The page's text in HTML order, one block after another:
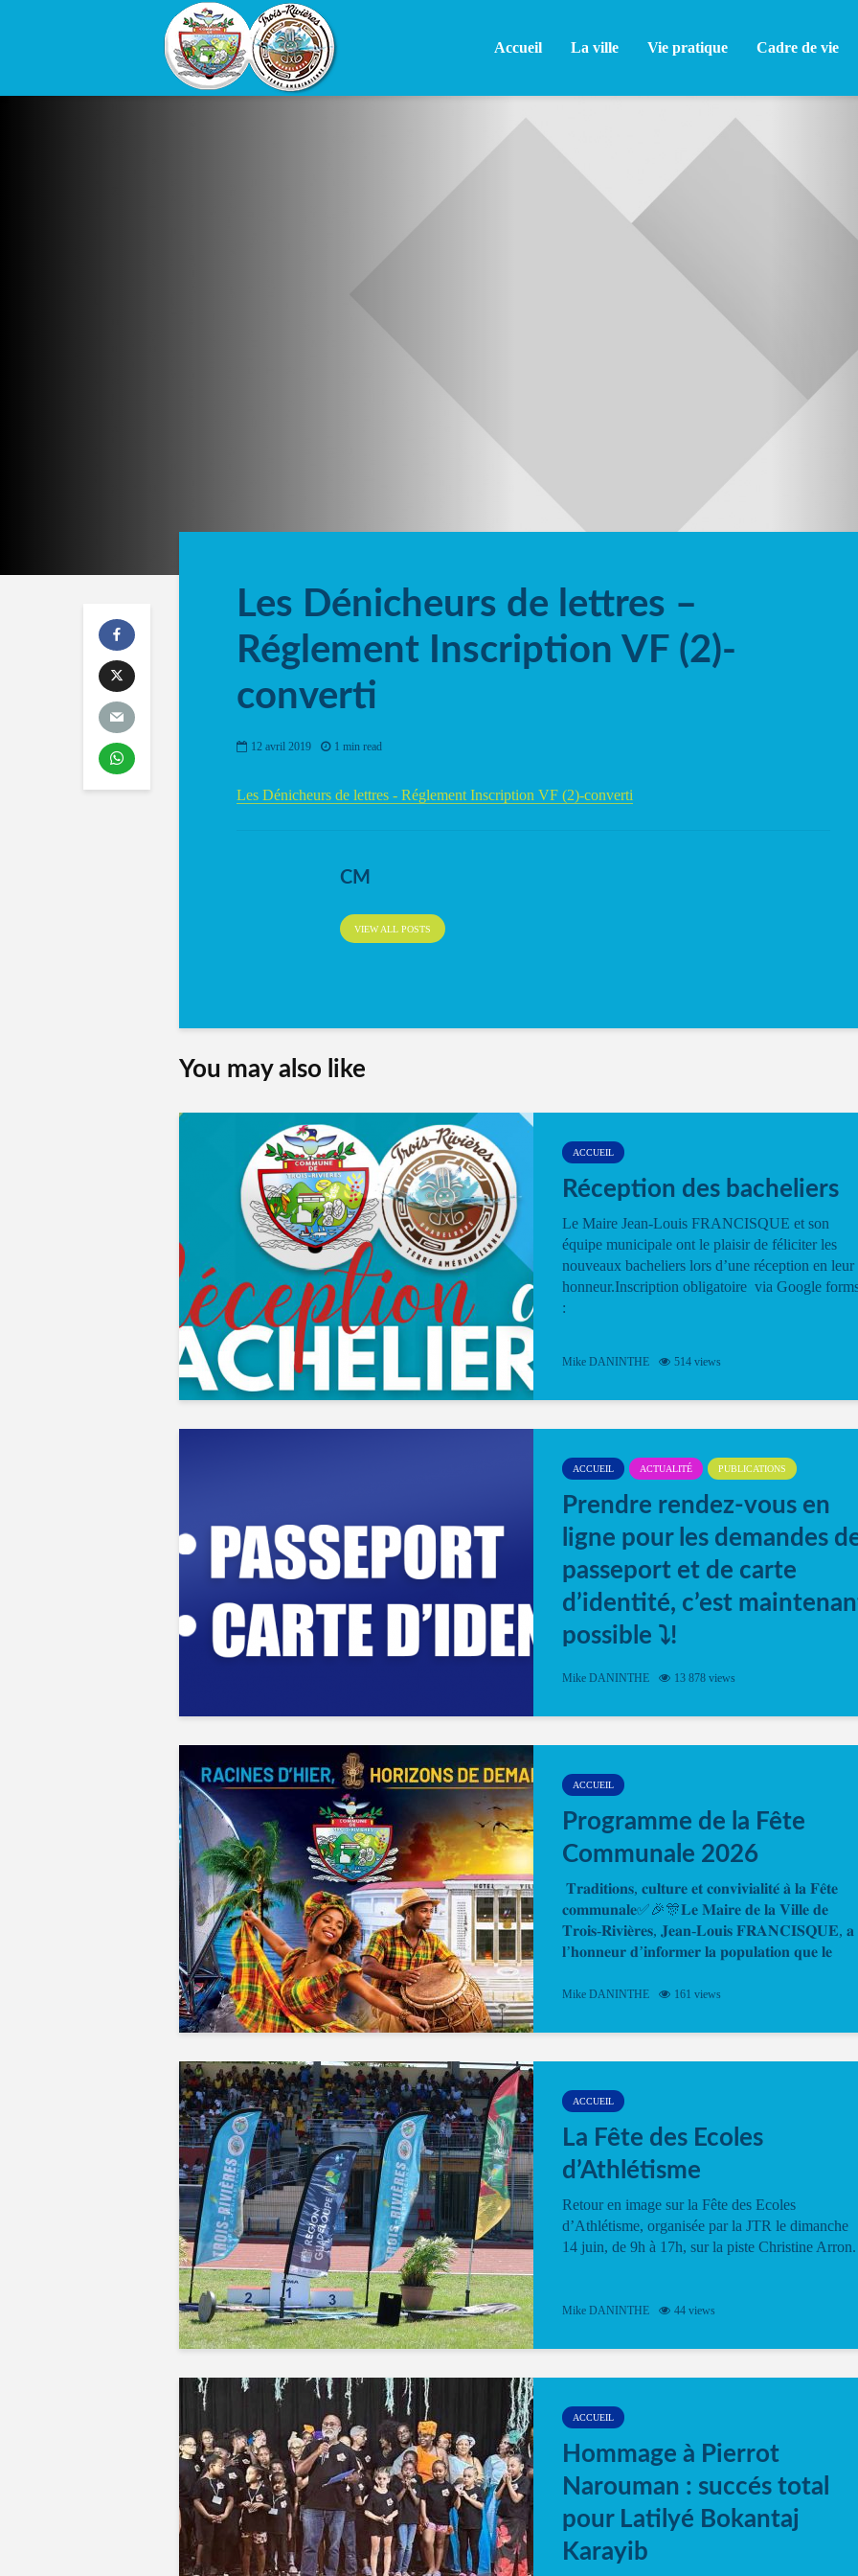
Accueil La ville Vie pratique Cadre de vie
Les Dénicheurs de lettres –
Réglement Inscription VF (2)-
converti
12 avril 2019 1 min read
Les Dénicheurs de lettres - Réglement Inscription VF (2)-converti
CM
VIEW ALL POSTS
You may also like
ACCUEIL
Réception des bacheliers
Le Maire Jean-Louis FRANCISQUE et son
équipe municipale ont le plaisir de féliciter les
nouveaux bacheliers lors d’une réception en leur
honneur.Inscription obligatoire via Google
:
Mike DANINTHE 514 views
ACCUEIL ACTUALITÉ PUBLICATIONS
Prendre rendez-vous en
ligne pour les demandes
passeport et de carte
d’identité, c’est
possible ⤵️!
Désormais, il est possible de prendre rendez-vous
Mike DANINTHE 13 878 views
ACCUEIL
Programme de la Fête
Communale 2026
𝐓𝐫𝐚𝐝𝐢𝐭𝐢𝐨𝐧𝐬, 𝐜𝐮𝐥𝐭𝐮𝐫𝐞 𝐞𝐭 𝐜𝐨𝐧𝐯𝐢𝐯𝐢𝐚𝐥𝐢𝐭𝐞́ 𝐚̀ 𝐥𝐚 𝐅𝐞̂𝐭𝐞
𝐜𝐨𝐦𝐦𝐮𝐧𝐚𝐥𝐞✅🎉🎊𝐋𝐞 𝐌𝐚𝐢𝐫𝐞 𝐝𝐞 𝐥𝐚 𝐕𝐢𝐥𝐥𝐞 𝐝𝐞
𝐓𝐫𝐨𝐢𝐬-𝐑𝐢𝐯𝐢𝐞̀𝐫𝐞𝐬, 𝐉𝐞𝐚𝐧-𝐋𝐨𝐮𝐢𝐬 𝐅𝐑𝐀𝐍𝐂𝐈𝐒𝐐𝐔𝐄, 𝐚
𝐥’𝐡𝐨𝐧𝐧𝐞𝐮𝐫 𝐝’𝐢𝐧𝐟𝐨𝐫𝐦𝐞𝐫 𝐥𝐚 𝐩𝐨𝐩𝐮𝐥𝐚𝐭𝐢𝐨𝐧 𝐪𝐮𝐞 𝐥𝐞
Mike DANINTHE 161 views
ACCUEIL
La Fête des Ecoles
d’Athlétisme
Retour en image sur la Fête des Ecoles
d’Athlétisme, organisée par la JTR le dimanche
14 juin, de 9h à 17h, sur la piste Christine Arron.
Mike DANINTHE 44 views
ACCUEIL
Hommage à Pierrot
Narouman : succés total
pour Latilyé Bokantaj
Karayib